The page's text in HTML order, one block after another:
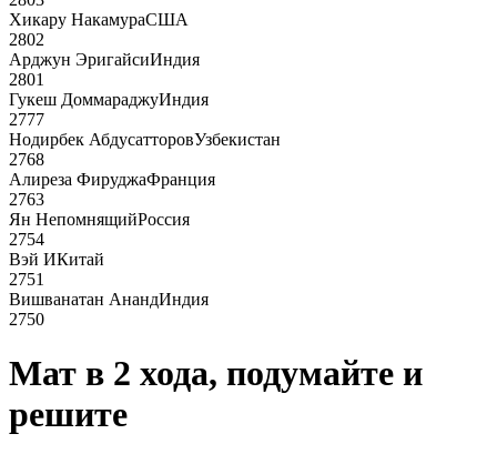
Хикару НакамураСША
2802
Арджун ЭригайсиИндия
2801
Гукеш ДоммараджуИндия
2777
Нодирбек АбдусатторовУзбекистан
2768
Алиреза ФируджаФранция
2763
Ян НепомнящийРоссия
2754
Вэй ИКитай
2751
Вишванатан АнандИндия
2750
Мат в 2 хода, подумайте и
решите